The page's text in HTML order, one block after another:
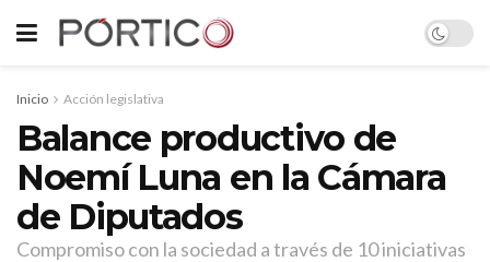
Inicio Acción legislativa
Balance productivo de
Noemí Luna en la Cámara
de Diputados
Compromiso con la sociedad a través de 10 iniciativas